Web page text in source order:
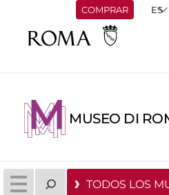
COMPRAR
MUSEO DI
TODOS LOS